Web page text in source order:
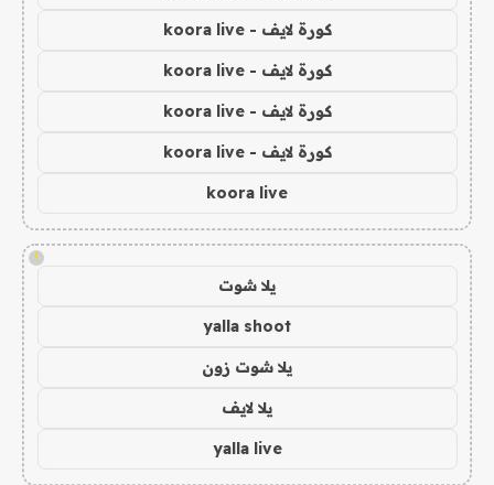
كورة لايف - koora live
كورة لايف - koora live
كورة لايف - koora live
كورة لايف - koora live
koora live
!
يلا شوت
yalla shoot
يلا شوت زون
يلا لايف
yalla live